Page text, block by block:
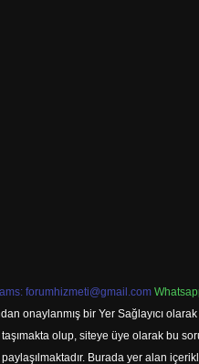
forumhizmeti@gmail.com
onaylanmış bir Yer Sağlayıcı
olup, siteye üye olarak bu
Burada yer alan